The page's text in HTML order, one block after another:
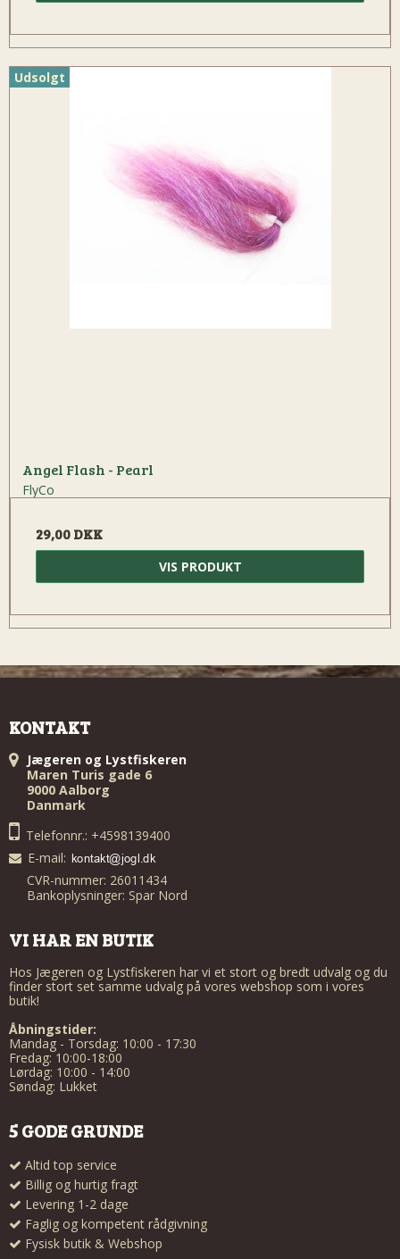
Udsolgt
Angel Flash - Pearl
FlyCo
29,00 DKK
VIS PRODUKT
KONTAKT
Jægeren og Lystfiskeren
Maren Turis gade 6
9000 Aalborg
Danmark
Telefonnr.: +4598139400
E-mail:
CVR-nummer: 26011434
Bankoplysninger: Spar Nord
VI HAR EN BUTIK
Hos Jægeren og Lystfiskeren har vi et stort og bredt udvalg og du
finder stort set samme udvalg på vores webshop som i vores
butik!
Åbningstider:
Mandag - Torsdag: 10:00 - 17:30
Fredag: 10:00-18:00
Lørdag: 10:00 - 14:00
Søndag: Lukket
5 GODE GRUNDE
Altid top service
Billig og hurtig fragt
Levering 1-2 dage
Faglig og kompetent rådgivning
Fysisk butik & Webshop